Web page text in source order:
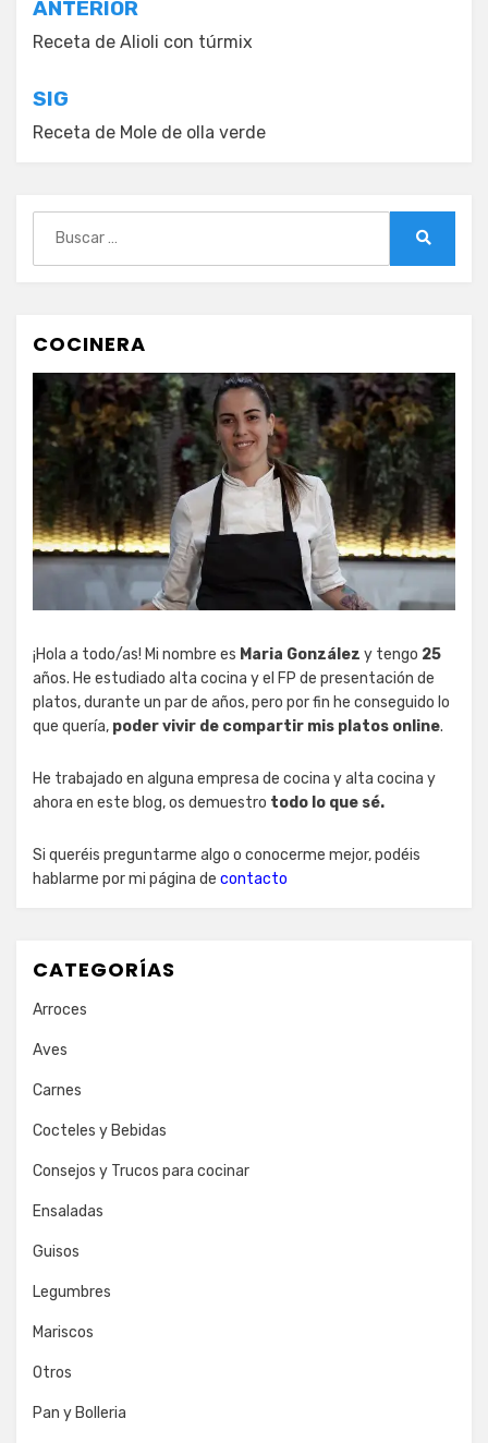
Navegación
de
entradas
ANTERIOR
Receta de Alioli con túrmix
SIG
Receta de Mole de olla verde
COCINERA
¡Hola a todo/as! Mi nombre es Maria González y tengo 25
años. He estudiado alta cocina y el FP de presentación de
platos, durante un par de años, pero por fin he conseguido lo
que quería, poder vivir de compartir mis platos online.
He trabajado en alguna empresa de cocina y alta cocina y
ahora en este blog, os demuestro todo lo que sé.
Si queréis preguntarme algo o conocerme mejor, podéis
hablarme por mi página de contacto
CATEGORÍAS
Arroces
Aves
Carnes
Cocteles y Bebidas
Consejos y Trucos para cocinar
Ensaladas
Guisos
Legumbres
Mariscos
Otros
Pan y Bolleria